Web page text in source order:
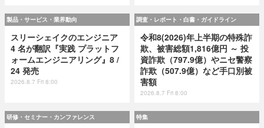
製品・サービス・業界動向
スリーシェイクのエンジニア
4 名が翻訳『実践 プラットフ
ォームエンジニアリング』8 /
24 発売
2026.8.7 Fri 8:00
調査・レポート・白書・ガイドライン
令和8(2026)年上半期の特殊詐
欺、被害総額1,816億円 ～ 投
資詐欺（797.9億）やニセ警察
詐欺（507.9億）など手口別被
害額
2026.8.7 Fri 8:00
研修・セミナー・カンファレンス 特集